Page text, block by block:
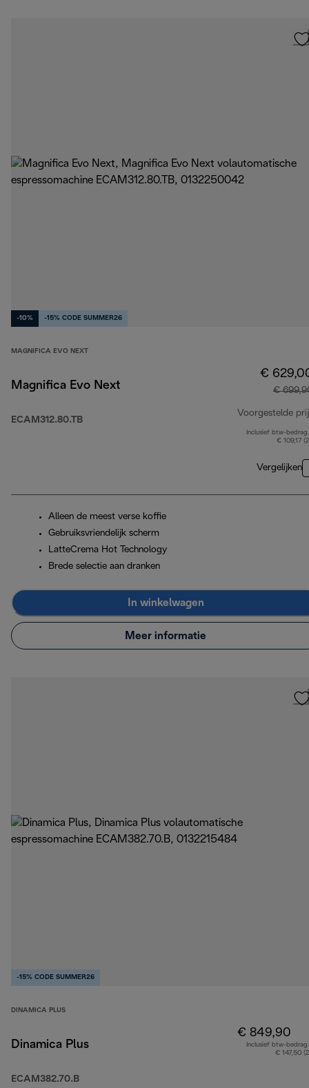
-10% -15% CODE SUMMER26
MAGNIFICA EVO NEXT
Magnifica Evo Next
ECAM312.80.TB
€
€
Voorgestelde
Inclusief btw-bedrag
€ 109,17
Vergelijken
Alleen de meest verse koffie
Gebruiksvriendelijk scherm
LatteCrema Hot Technology
Brede selectie aan dranken
In winkelwagen
Meer informatie
-15% CODE SUMMER26
DINAMICA PLUS
Dinamica Plus
ECAM382.70.B
€ 849,90
Inclusief btw-bedrag
€ 147,50